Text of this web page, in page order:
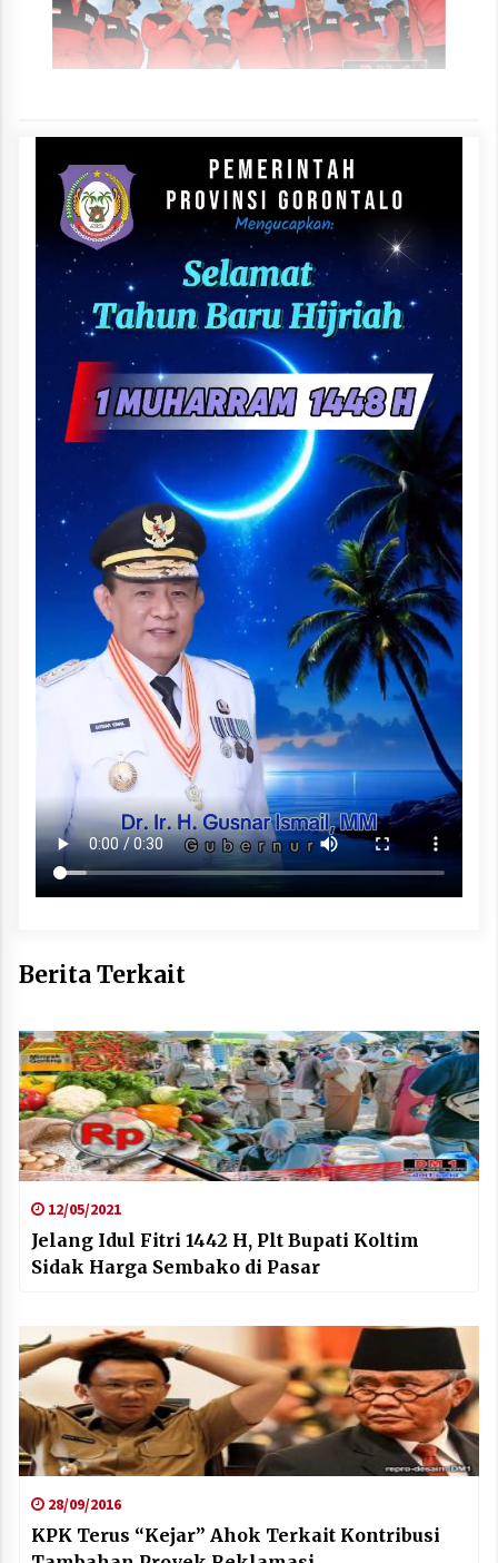
Berita Terkait
12/05/2021
Jelang Idul Fitri 1442 H, Plt Bupati Koltim
Sidak Harga Sembako di Pasar
28/09/2016
KPK Terus “Kejar” Ahok Terkait Kontribusi